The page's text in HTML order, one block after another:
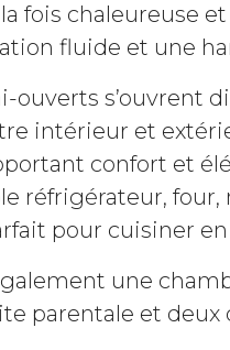
fois chaleureuse
fluide et une
ouverts s’ouvrent
intérieur et
confort et
réfrigérateur,
pour cuisiner
une
parentale et